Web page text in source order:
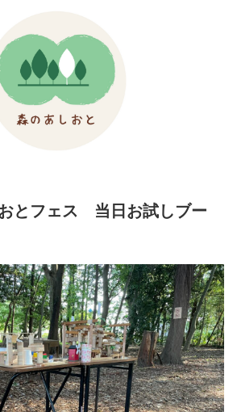
とフェス 当日お試しブー